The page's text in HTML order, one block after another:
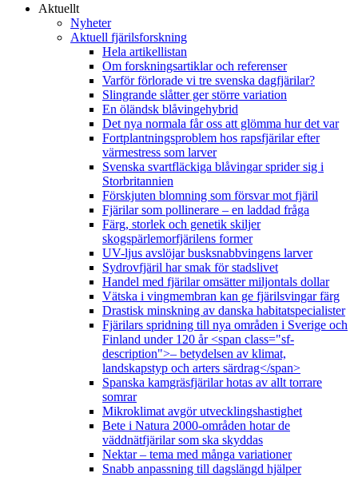
Aktuellt
Nyheter
Aktuell fjärilsforskning
Hela artikellistan
Om forskningsartiklar och referenser
Varför förlorade vi tre svenska dagfjärilar?
Slingrande slåtter ger större variation
En öländsk blåvingehybrid
Det nya normala får oss att glömma hur det var
Fortplantningsproblem hos rapsfjärilar efter
värmestress som larver
Svenska svartfläckiga blåvingar sprider sig i
Storbritannien
Förskjuten blomning som försvar mot fjäril
Fjärilar som pollinerare – en laddad fråga
Färg, storlek och genetik skiljer
skogspärlemorfjärilens former
UV-ljus avslöjar busksnabbvingens larver
Sydrovfjäril har smak för stadslivet
Handel med fjärilar omsätter miljontals dollar
Vätska i vingmembran kan ge fjärilsvingar färg
Drastisk minskning av danska habitatspecialister
Fjärilars spridning till nya områden i Sverige och
Finland under 120 år <span class="sf-
description">– betydelsen av klimat,
landskapstyp och arters särdrag</span>
Spanska kamgräsfjärilar hotas av allt torrare
somrar
Mikroklimat avgör utvecklingshastighet
Bete i Natura 2000-områden hotar de
väddnätfjärilar som ska skyddas
Nektar – tema med många variationer
Snabb anpassning till dagslängd hjälper